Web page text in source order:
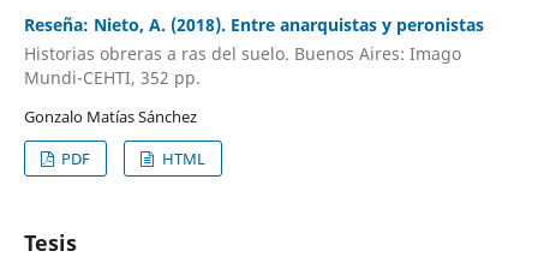
Reseña: Nieto, A. (2018). Entre anarquistas y peronistas
Historias obreras a ras del suelo. Buenos Aires: Imago
Mundi-CEHTI, 352 pp.
Gonzalo Matías Sánchez
PDF
HTML
Tesis